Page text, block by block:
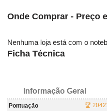
Onde Comprar - Preço
Nenhuma loja está com o
Ficha Técnica
Informação Geral
Pontuação
🏆